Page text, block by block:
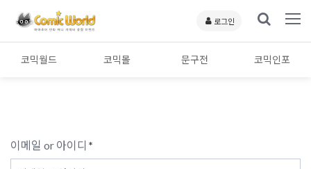
로그인
코믹월드 코믹몰 문구전 코믹인포
이메일 or 아이디 *